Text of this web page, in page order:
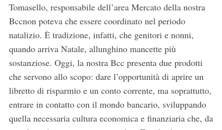
Tomasello, responsabile dell’area Mercato della nostra
Bccnon poteva che essere coordinato nel periodo
natalizio. È tradizione, infatti, che genitori e nonni,
quando arriva Natale, allunghino mancette più
sostanziose. Oggi, la nostra Bcc presenta due prodotti
che servono allo scopo: dare l’opportunità di aprire un
libretto di risparmio e un conto corrente, ma soprattutto,
entrare in contatto con il mondo bancario, sviluppando
quella necessaria cultura economica e finanziaria che, da